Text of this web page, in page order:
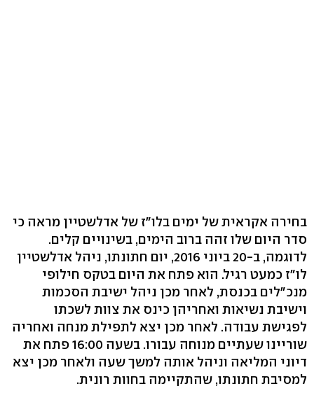
בחירה אקראית של ימים בלו"ז של אדלשטיין מראה כי
סדר היום שלו זהה ברוב הימים, בשינויים קלים.
לדוגמה, ב-20 ביוני 2016, יום חתונתו, ניהל אדלשטיין
לו"ז כמעט רגיל. הוא פתח את היום בטקס חילופי
מנכ"לים בכנסת, לאחר מכן ניהל ישיבת הסכמות
וישיבת נשיאות ואחריהן כינס את צוות לשכתו
לפגישת עבודה. לאחר מכן יצא לתפילת מנחה ואחריה
שוריינו שעתיים מנוחה עבורו. בשעה 16:00 פתח את
דיוני המליאה וניהל אותה למשך שעה ולאחר מכן יצא
למסיבת חתונתו, שהתקיימה בחוות רונית.